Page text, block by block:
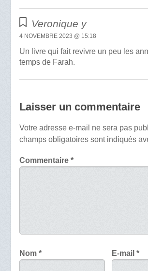
Veronique y
4 NOVEMBRE 2023 @ 15:18
Un livre qui fait revivre un peu les
temps de Farah.
Laisser un commentaire
Votre adresse e-mail ne sera pas
champs obligatoires sont indiqués
Commentaire *
Nom * E-mail*